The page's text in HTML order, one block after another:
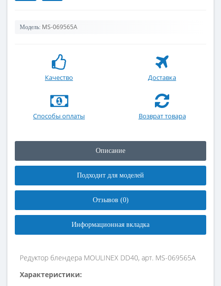
Модель: MS-069565A
Качество Доставка
Способы оплаты Возврат товара
Описание
Подходит для моделей
Отзывов (0)
Информационная вкладка
Редуктор блендера MOULINEX DD40, арт. MS-069565A
Характеристики: